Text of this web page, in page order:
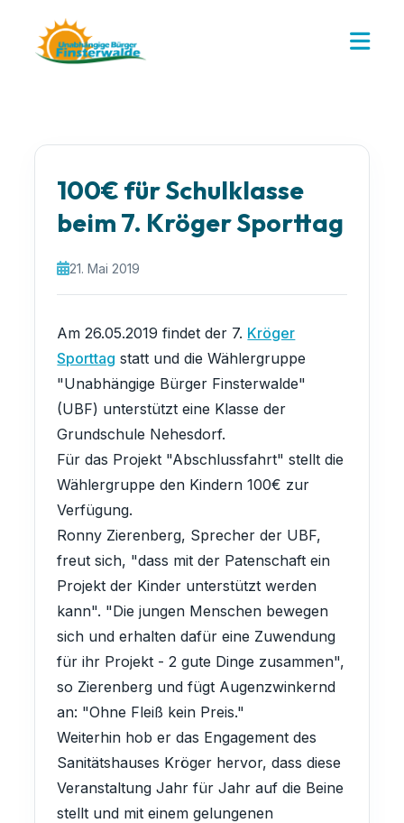
100€ für Schulklasse
beim 7. Kröger Sporttag
21. Mai 2019
Am 26.05.2019 findet der 7. Kröger
Sporttag statt und die Wählergruppe
"Unabhängige Bürger Finsterwalde"
(UBF) unterstützt eine Klasse der
Grundschule Nehesdorf.
Für das Projekt "Abschlussfahrt" stellt die
Wählergruppe den Kindern 100€ zur
Verfügung.
Ronny Zierenberg, Sprecher der UBF,
freut sich, "dass mit der Patenschaft ein
Projekt der Kinder unterstützt werden
kann". "Die jungen Menschen bewegen
sich und erhalten dafür eine Zuwendung
für ihr Projekt - 2 gute Dinge zusammen",
so Zierenberg und fügt Augenzwinkernd
an: "Ohne Fleiß kein Preis."
Weiterhin hob er das Engagement des
Sanitätshauses Kröger hervor, dass diese
Veranstaltung Jahr für Jahr auf die Beine
stellt und mit einem gelungenen